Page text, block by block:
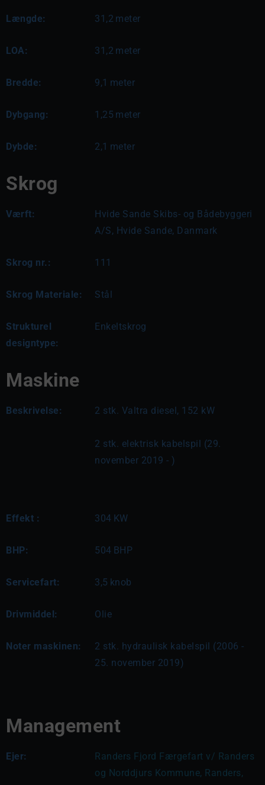
Længde: 31,2 meter
LOA: 31,2 meter
Bredde: 9,1 meter
Dybgang: 1,25 meter
Dybde: 2,1 meter
Skrog
Værft:
Hvide Sande Skibs- og Bådebyggeri
A/S, Hvide Sande, Danmark
Skrog nr.: 111
Skrog Materiale: Stål
Strukturel
designtype:
Enkeltskrog
Maskine
Beskrivelse: 2 stk. Valtra diesel, 152 kW
2 stk. elektrisk kabelspil (29.
november 2019 - )
Effekt : 304 KW
BHP: 504 BHP
Servicefart: 3,5 knob
Drivmiddel: Olie
Noter maskinen:
2 stk. hydraulisk kabelspil (2006 -
25. november 2019)
Management
Ejer:
Randers Fjord Færgefart v/ Randers
og Norddjurs Kommune, Randers,